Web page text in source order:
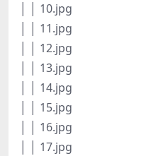
│ │ 10.jpg
│ │ 11.jpg
│ │ 12.jpg
│ │ 13.jpg
│ │ 14.jpg
│ │ 15.jpg
│ │ 16.jpg
│ │ 17.jpg